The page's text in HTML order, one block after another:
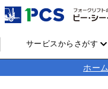
サービスからさがす
ホーム